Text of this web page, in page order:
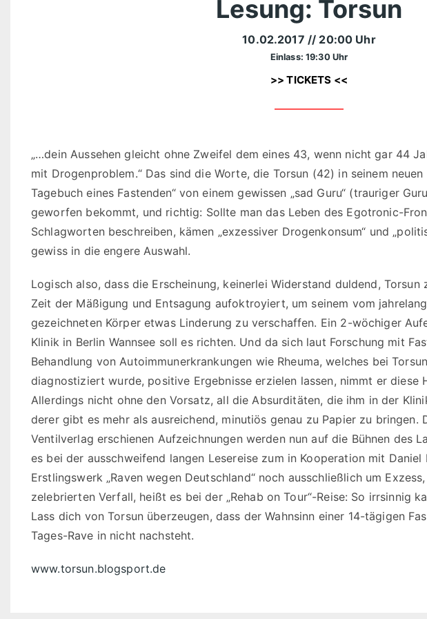
Lesung: Torsun
10.02.2017 // 20:00 Uhr
Einlass: 19:30 Uhr
>> TICKETS <<
„…dein Aussehen gleicht ohne Zweifel dem eines 43, wenn nicht gar 44
mit Drogenproblem.“ Das sind die Worte, die Torsun (42) in seinem neuen
Tagebuch eines Fastenden“ von einem gewissen „sad Guru“ (trauriger
geworfen bekommt, und richtig: Sollte man das Leben des Egotronic-
Schlagworten beschreiben, kämen „exzessiver Drogenkonsum“ und
gewiss in die engere Auswahl.
Logisch also, dass die Erscheinung, keinerlei Widerstand duldend, Torsun
Zeit der Mäßigung und Entsagung aufoktroyiert, um seinem vom
gezeichneten Körper etwas Linderung zu verschaffen. Ein 2-wöchiger
Klinik in Berlin Wannsee soll es richten. Und da sich laut Forschung mit
Behandlung von Autoimmunerkrankungen wie Rheuma, welches bei
diagnostiziert wurde, positive Ergebnisse erzielen lassen, nimmt er diese
Allerdings nicht ohne den Vorsatz, all die Absurditäten, die ihm in der
derer gibt es mehr als ausreichend, minutiös genau zu Papier zu bringen.
Ventilverlag erschienen Aufzeichnungen werden nun auf die Bühnen des
es bei der ausschweifend langen Lesereise zum in Kooperation mit Daniel
Erstlingswerk „Raven wegen Deutschland“ noch ausschließlich um
zelebrierten Verfall, heißt es bei der „Rehab on Tour“-Reise: So irrsinnig
Lass dich von Torsun überzeugen, dass der Wahnsinn einer 14-tägigen
Tages-Rave in nicht nachsteht.
www.torsun.blogsport.de